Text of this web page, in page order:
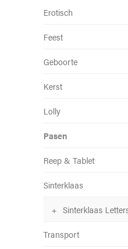
Erotisch
Feest
Geboorte
Kerst
Lolly
Pasen
Reep & Tablet
Sinterklaas
Sinterklaas
Transport